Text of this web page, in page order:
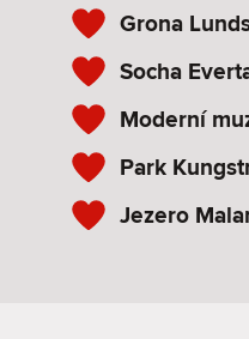
Grona
Socha
Moderní
Park
Jezero